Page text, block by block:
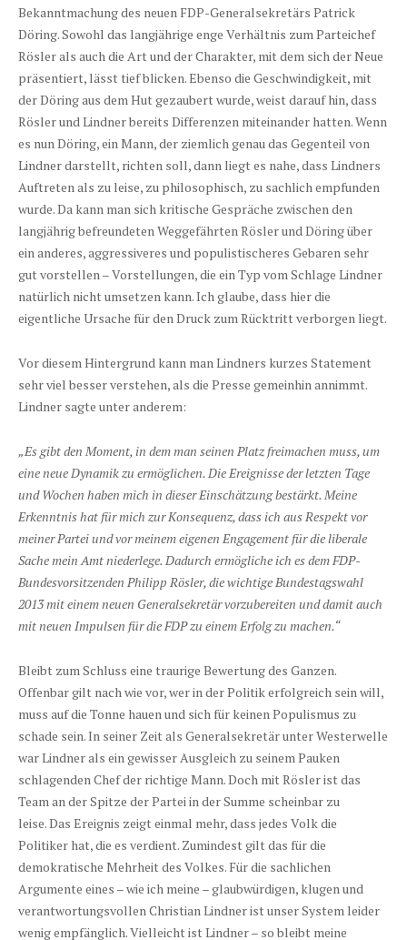
Bekanntmachung des neuen FDP-Generalsekretärs Patrick
Döring. Sowohl das langjährige enge Verhältnis zum Parteichef
Rösler als auch die Art und der Charakter, mit dem sich der Neue
präsentiert, lässt tief blicken. Ebenso die Geschwindigkeit, mit
der Döring aus dem Hut gezaubert wurde, weist darauf hin, dass
Rösler und Lindner bereits Differenzen miteinander hatten. Wenn
es nun Döring, ein Mann, der ziemlich genau das Gegenteil von
Lindner darstellt, richten soll, dann liegt es nahe, dass Lindners
Auftreten als zu leise, zu philosophisch, zu sachlich empfunden
wurde. Da kann man sich kritische Gespräche zwischen den
langjährig befreundeten Weggefährten Rösler und Döring über
ein anderes, aggressiveres und populistischeres Gebaren sehr
gut vorstellen – Vorstellungen, die ein Typ vom Schlage Lindner
natürlich nicht umsetzen kann. Ich glaube, dass hier die
eigentliche Ursache für den Druck zum Rücktritt verborgen liegt.
Vor diesem Hintergrund kann man Lindners kurzes Statement
sehr viel besser verstehen, als die Presse gemeinhin annimmt.
Lindner sagte unter anderem:
„Es gibt den Moment, in dem man seinen Platz freimachen muss, um
eine neue Dynamik zu ermöglichen. Die Ereignisse der letzten Tage
und Wochen haben mich in dieser Einschätzung bestärkt. Meine
Erkenntnis hat für mich zur Konsequenz, dass ich aus Respekt vor
meiner Partei und vor meinem eigenen Engagement für die liberale
Sache mein Amt niederlege. Dadurch ermögliche ich es dem FDP-
Bundesvorsitzenden Philipp Rösler, die wichtige Bundestagswahl
2013 mit einem neuen Generalsekretär vorzubereiten und damit auch
mit neuen Impulsen für die FDP zu einem Erfolg zu machen.“
Bleibt zum Schluss eine traurige Bewertung des Ganzen.
Offenbar gilt nach wie vor, wer in der Politik erfolgreich sein will,
muss auf die Tonne hauen und sich für keinen Populismus zu
schade sein. In seiner Zeit als Generalsekretär unter Westerwelle
war Lindner als ein gewisser Ausgleich zu seinem Pauken
schlagenden Chef der richtige Mann. Doch mit Rösler ist das
Team an der Spitze der Partei in der Summe scheinbar zu
leise. Das Ereignis zeigt einmal mehr, dass jedes Volk die
Politiker hat, die es verdient. Zumindest gilt das für die
demokratische Mehrheit des Volkes. Für die sachlichen
Argumente eines – wie ich meine – glaubwürdigen, klugen und
verantwortungsvollen Christian Lindner ist unser System leider
wenig empfänglich. Vielleicht ist Lindner – so bleibt meine